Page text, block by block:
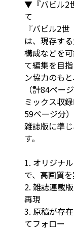
▼『バビル2
て
『バビル2
は、現存す
構成などを
て編集を目
ン協力のも
（計84ペー
ミックス収
59ページ分
雑誌版に準
す。
1. オリジナ
で、高画質
2. 雑誌連載
再現
3. 原稿が存
てフォロー